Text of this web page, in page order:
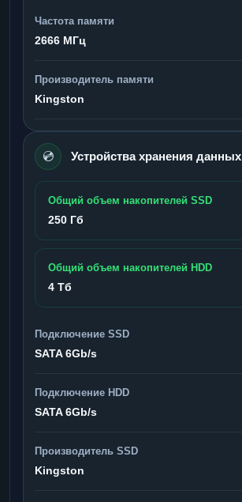
Частота памяти
2666 МГц
Производитель памяти
Kingston
💿 Устройства хранения данных
Общий объем накопителей SSD
250 Гб
Общий объем накопителей HDD
4 Тб
Подключение SSD
SATA 6Gb/s
Подключение HDD
SATA 6Gb/s
Производитель SSD
Kingston